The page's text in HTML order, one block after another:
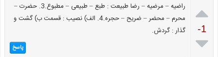

-1

راضیه – مرضیه – رضا طبیعت : طبع – طبیعی – مطبوع.3. حضرت –
محرم – محضر – ضریح – حجره.4. الف) نصیب : قسمت ب) گشت و
گذار : گردش.
پاسخ